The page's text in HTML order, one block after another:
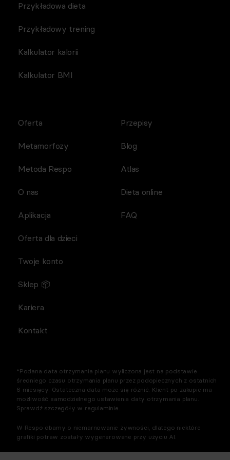
Przykładowa dieta
Przykładowy trening
Kalkulator kalorii
Kalkulator BMI
Oferta
Metamorfozy
Metoda Respo
O nas
Aplikacja
Przepisy
Blog
Atlas
Dieta online
FAQ
Oferta dla dzieci
Twoje konto
Sklep 📦
Kariera
Kontakt
*Podana data otrzymania planu wyliczona jest na podstawie
średniego czasu otrzymania planu przez podopiecznych z ostatnich
6 miesięcy. Ostateczna data może się różnić. Klient po zakupie ma
możliwość samodzielnego ustawienia daty otrzymania planu.
Sprawdź szczegóły w regulaminie.
W Respo dbamy o niemarnowanie żywności, dlatego niektóre
grafiki potraw zostały wygenerowane przy użyciu AI.